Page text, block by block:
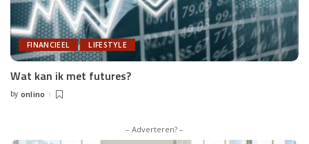
FINANCIEEL LIFESTYLE
Wat kan ik met futures?
Posted
by onlino
– Adverteren? –